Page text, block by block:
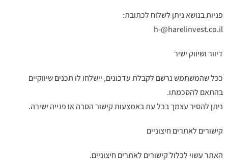
פניות בנושא ניתן לשלוח לכתובת:
h-@harelinvest.co.il
דיוור ושיווק ישיר
ככל שהמשתמש נרשם לקבלת עדכונים, יישלחו לו תכנים שיווקיים
בהתאם להסכמתו.
ניתן להסיר עצמך בכל עת באמצעות קישור הסרה או פנייה ישירה.
קישורים לאתרים חיצוניים
האתר עשוי לכלול קישורים לאתרים חיצוניים.